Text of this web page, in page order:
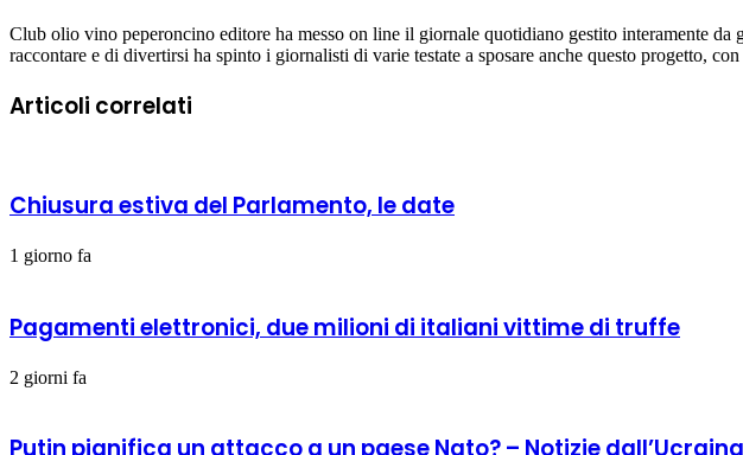
Club olio vino peperoncino editore ha messo on line il giornale quotidiano gestito interamente
raccontare e di divertirsi ha spinto i giornalisti di varie testate a sposare anche questo progetto,
Articoli correlati
Chiusura estiva del Parlamento, le date
1 giorno fa
Pagamenti elettronici, due milioni di italiani vittime di truffe
2 giorni fa